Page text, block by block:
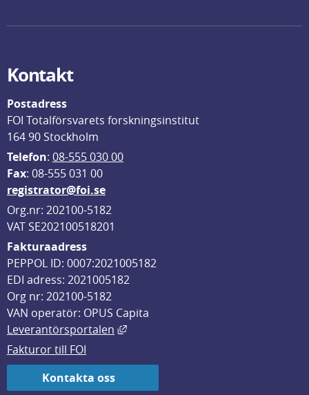
Kontakt
Postadress
FOI Totalförsvarets forskningsinstitut
164 90 Stockholm
Telefon: 08-555 030 00
Fax: 08-555 031 00
registrator@foi.se
Org.nr: 202100-5182
VAT SE202100518201
Fakturaadress
PEPPOL ID: 0007:2021005182
EDI adress: 2021005182
Org nr: 202100-5182
VAN operatör: OPUS Capita
Leverantörsportalen
Länk till annan webbplats, öppnas
Fakturor till FOI
Kontakta oss